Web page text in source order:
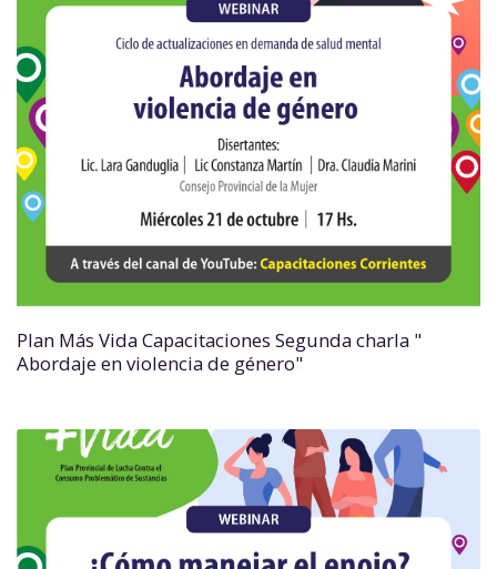
Plan Más Vida Capacitaciones Segunda charla "
Abordaje en violencia de género"